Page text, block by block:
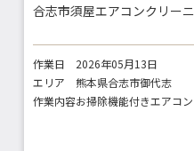
合志市須屋エアコンクリー
作業日
2026年05月13日
エリア
熊本県合志市御代志
作業内容お掃除機能付きエアコン